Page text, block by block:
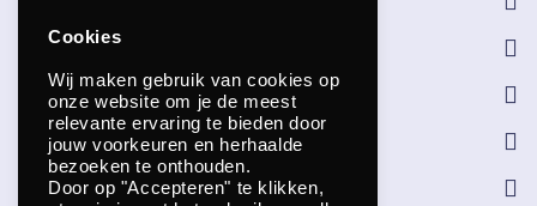
Informatie
Service
Openingstijden
Contact
Cookies
Wij maken gebruik van cookies op
onze website om je de meest
relevante ervaring te bieden door
jouw voorkeuren en herhaalde
bezoeken te onthouden.
Door op "Accepteren" te klikken,